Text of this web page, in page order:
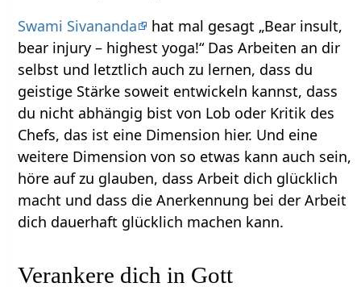
Swami Sivananda
hat mal gesagt „Bear insult,
bear injury – highest yoga!“ Das Arbeiten an dir
selbst und letztlich auch zu lernen, dass du
geistige Stärke soweit entwickeln kannst, dass
du nicht abhängig bist von Lob oder Kritik des
Chefs, das ist eine Dimension hier. Und eine
weitere Dimension von so etwas kann auch sein,
höre auf zu glauben, dass Arbeit dich glücklich
macht und dass die Anerkennung bei der Arbeit
dich dauerhaft glücklich machen kann.
Verankere dich in Gott